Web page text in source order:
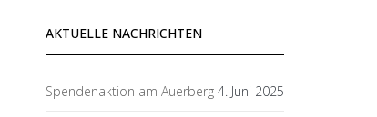
AKTUELLE NACHRICHTEN
Spendenaktion am Auerberg 4. Juni 2025